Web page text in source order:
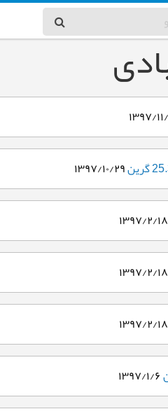
۱۱/۲
۱۳۹۷/۱۰/۲۹
۱۳۹۷/۲/۱۸
۱۳۹۷/۲/۱۸
۱۳۹۷/۲/۱۸
۱۳۹۷/۱/۶